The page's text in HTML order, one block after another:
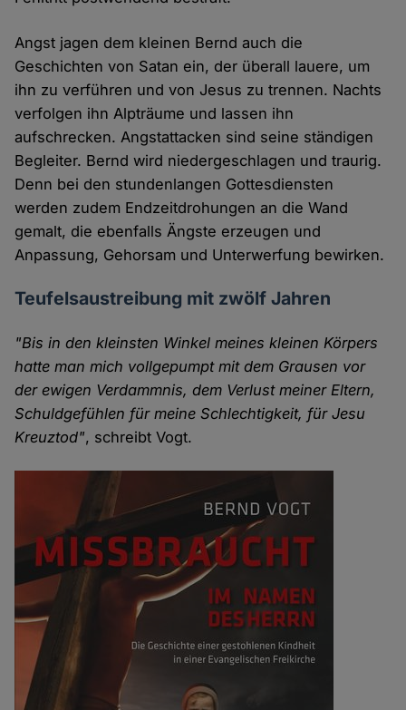
Angst jagen dem kleinen Bernd auch die
Geschichten von Satan ein, der überall lauere, um
ihn zu verführen und von Jesus zu trennen. Nachts
verfolgen ihn Alpträume und lassen ihn
aufschrecken. Angstattacken sind seine ständigen
Begleiter. Bernd wird niedergeschlagen und traurig.
Denn bei den stundenlangen Gottesdiensten
werden zudem Endzeitdrohungen an die Wand
gemalt, die ebenfalls Ängste erzeugen und
Anpassung, Gehorsam und Unterwerfung bewirken.
Teufelsaustreibung mit zwölf Jahren
"Bis in den kleinsten Winkel meines kleinen Körpers
hatte man mich vollgepumpt mit dem Grausen vor
der ewigen Verdammnis, dem Verlust meiner Eltern,
Schuldgefühlen für meine Schlechtigkeit, für Jesu
Kreuztod", schreibt Vogt.